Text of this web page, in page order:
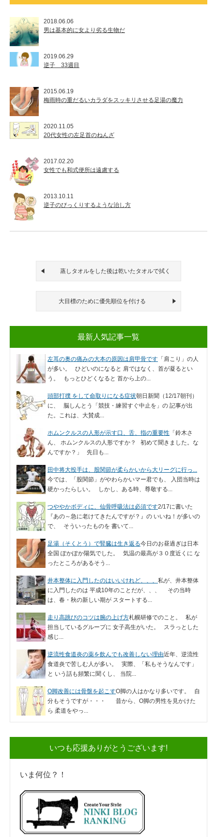
2018.06.06
男は基本的に女より劣る生物だ
2019.06.29
逆子 33週目
2015.06.19
梅雨時の重だるいカラダをスッキリさせる足湯の魔力
2020.11.05
20代女性の左足首のねんざ
2017.02.20
女性でも和式便所は遠慮する
2013.10.11
逆子のびっくりするような治し方
蒸しタオルをした後は乾いたタオルで拭く
大目標のために優先順位を付ける
最新人気記事一覧
左耳の奥の痛みの大本の原因は肩甲骨です 「肩こり」の人
が多い。 ひどいのになると 肩ではなく、首が凝るとい
う。 もっとひどくなると 首から上の...
頭部打撲 をして命取りになる症状朝日新聞（12/17朝刊）
に、 脳しんとう「競技・練習すぐ中止を」の 記事が出
た。これは、大賛成...
ホムンクルスの人形が示す口、舌、指の重要性 「鈴木さ
ん、 ホムンクルスの人形ですか？ 初めて聞きました。な
んですか？」 先日も...
田中将大投手は、股関節が柔らかいから大リーグに行っ...
今では、「股関節」がやわらかいマー君でも、 入団当時は
硬かったらしい。 しかし、ある時、尊敬する...
つややかボディに、仙骨呼吸法は必須です2/17に書いた
『あの～急に老けてきたんですが？』の いいね！が多いの
で、 そういったものを 書いて...
足湯（そくとう）で腎臓は生き返る今日のお昼過ぎは日本
全国 ぽかぽか陽気でした。 気温の最高が３０度近くに な
ったところがあるそう...
井本整体に入門したのはいいけれど、、、 私が、井本整体
に入門したのは 平成10年のことだが、、、 その当時
は、春・秋の新しい期が スタートする...
走り高跳びのコツは腕の上げ方札幌研修でのこと。 私が
担当しているグループに 女子高生がいた。 スラっとした
感じ...
逆流性食道炎の薬を飲んでも改善しない理由近年、逆流性
食道炎で苦しむ人が多い。 実際、「私もそうなんです」
と いう話も頻繁に聞くし、 当院...
O脚改善には骨盤を起こすO脚の人はかなり多いです。 自
分もそうですが・・・ 昔から、O脚の男性を見かけた
ら 柔道をやっ...
いつも応援ありがとうございます!
いま何位？！